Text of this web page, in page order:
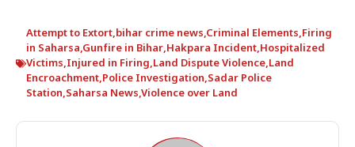
Attempt to Extort,bihar crime news,Criminal Elements,Firing
in Saharsa,Gunfire in Bihar,Hakpara Incident,Hospitalized
Victims,Injured in Firing,Land Dispute Violence,Land
Encroachment,Police Investigation,Sadar Police
Station,Saharsa News,Violence over Land